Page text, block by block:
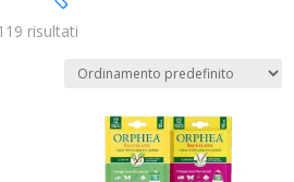
prodotto
risultati